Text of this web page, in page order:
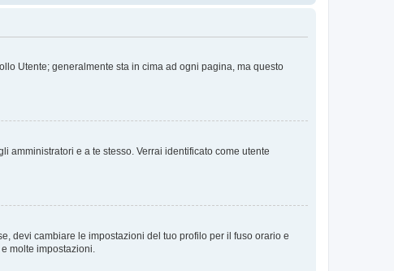
Utente; generalmente sta in cima ad ogni pagina, ma questo
amministratori e a te stesso. Verrai identificato come utente
devi cambiare le impostazioni del tuo profilo per il fuso orario e
molte impostazioni.